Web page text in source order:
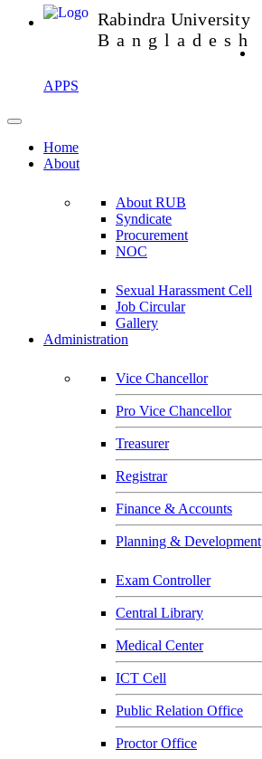
Rabindra University
Bangladesh
APPS
Home
About
About RUB
Syndicate
Procurement
NOC
Sexual Harassment Cell
Job Circular
Gallery
Administration
Vice Chancellor
Pro Vice Chancellor
Treasurer
Registrar
Finance & Accounts
Planning & Development
Exam Controller
Central Library
Medical Center
ICT Cell
Public Relation Office
Proctor Office